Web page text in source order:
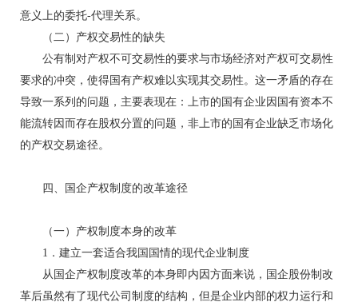
意义上的委托-代理关系。
（二）产权交易性的缺失
公有制对产权不可交易性的要求与市场经济对产权可交易性
要求的冲突，使得国有产权难以实现其交易性。这一矛盾的存在
导致一系列的问题，主要表现在：上市的国有企业因国有资本不
能流转因而存在股权分置的问题，非上市的国有企业缺乏市场化
的产权交易途径。
四、国企产权制度的改革途径
（一）产权制度本身的改革
1．建立一套适合我国国情的现代企业制度
从国企产权制度改革的本身即内因方面来说，国企股份制改
革后虽然有了现代公司制度的结构，但是企业内部的权力运行和